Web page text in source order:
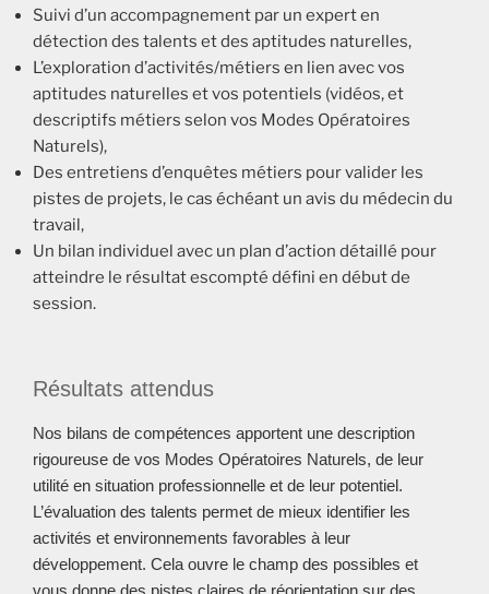
Suivi d’un accompagnement par un expert en
détection des talents et des aptitudes naturelles,
L’exploration d’activités/métiers en lien avec vos
aptitudes naturelles et vos potentiels (vidéos, et
descriptifs métiers selon vos Modes Opératoires
Naturels),
Des entretiens d’enquêtes métiers pour valider les
pistes de projets, le cas échéant un avis du médecin du
travail,
Un bilan individuel avec un plan d’action détaillé pour
atteindre le résultat escompté défini en début de
session.
Résultats attendus
Nos bilans de compétences apportent une description
rigoureuse de vos Modes Opératoires Naturels, de leur
utilité en situation professionnelle et de leur potentiel.
L’évaluation des talents permet de mieux identifier les
activités et environnements favorables à leur
développement. Cela ouvre le champ des possibles et
vous donne des pistes claires de réorientation sur des